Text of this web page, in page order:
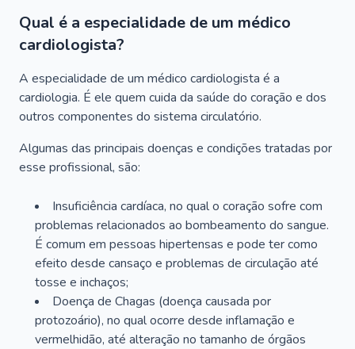
Qual é a especialidade de um médico
cardiologista?
A especialidade de um médico cardiologista é a
cardiologia. É ele quem cuida da saúde do coração e dos
outros componentes do sistema circulatório.
Algumas das principais doenças e condições tratadas por
esse profissional, são:
Insuficiência cardíaca, no qual o coração sofre com
problemas relacionados ao bombeamento do sangue.
É comum em pessoas hipertensas e pode ter como
efeito desde cansaço e problemas de circulação até
tosse e inchaços;
Doença de Chagas (doença causada por
protozoário), no qual ocorre desde inflamação e
vermelhidão, até alteração no tamanho de órgãos